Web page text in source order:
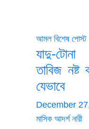
আমল বিশেষ পোস্ট
যাদু-
তাবিজ নষ্ট
যেভাবে
December
মাসিক আদর্শ নারী